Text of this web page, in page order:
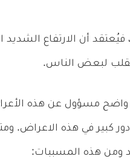
أن الارتفاع الشديد
القلب لبعض الناس.
مسؤول عن هذه
كبير في هذه الاعراض.
ومن هذه المسببات: